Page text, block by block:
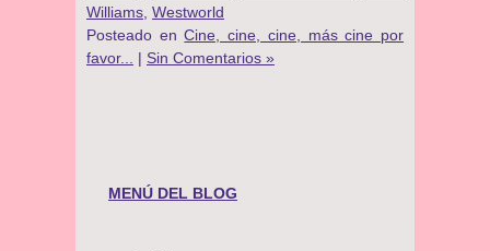
Williams Westworld
Posteado enCine, cine, cine, más cine por
favor...
| Sin Comentarios »
MENÚ DEL BLOG